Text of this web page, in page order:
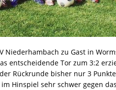
Niederhambach zu Gast in
entscheidende Tor zum 3:2
Rückrunde bisher nur 3
Hinspiel sehr schwer gegen